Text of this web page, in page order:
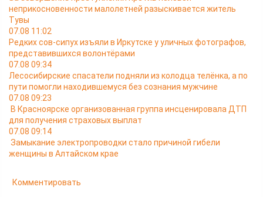
неприкосновенности малолетней разыскивается житель
Тувы
07.08 11:02
Редких сов-сипух изъяли в Иркутске у уличных фотографов,
представившихся волонтёрами
07.08 09:34
Лесосибирские спасатели подняли из колодца телёнка, а по
пути помогли находившемуся без сознания мужчине
07.08 09:23
В Красноярске организованная группа инсценировала ДТП
для получения страховых выплат
07.08 09:14
Замыкание электропроводки стало причиной гибели
женщины в Алтайском крае
Комментировать